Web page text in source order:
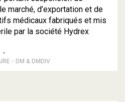
marché, d’exportation et de
médicaux fabriqués et mis
par la société Hydrex
- DM & DMDIV